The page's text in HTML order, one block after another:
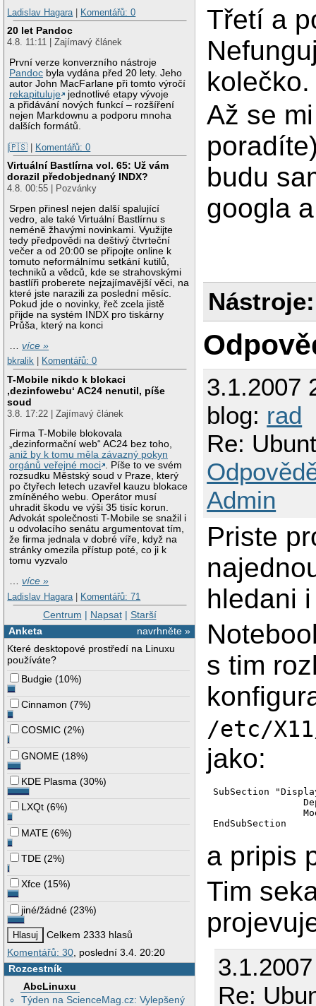
Ladislav Hagara | Komentářů: 0
20 let Pandoc
4.8. 11:11 | Zajímavý článek
První verze konverzního nástroje
Pandoc byla vydána před 20 lety. Jeho
autor John MacFarlane při tomto výročí
rekapituluje
jednotlivé etapy vývoje
a přidávání nových funkcí – rozšíření
nejen Markdownu a podporu mnoha
dalších formátů.
|🇵🇸 | Komentářů: 0
Virtuální Bastlírna vol. 65: Už vám
dorazil předobjednaný INDX?
4.8. 00:55 | Pozvánky
Srpen přinesl nejen další spalující
vedro, ale také Virtuální Bastlírnu s
neméně žhavými novinkami. Využijte
tedy předpovědi na deštivý čtvrteční
večer a od 20:00 se připojte online k
tomuto neformálnímu setkání kutilů,
techniků a vědců, kde se strahovskými
bastlíři proberete nejzajímavější věci, na
které jste narazili za poslední měsíc.
Pokud jde o novinky, řeč zcela jistě
přijde na systém INDX pro tiskárny
Průša, který na konci
…více »
bkralik
Komentářů: 0
T-Mobile nikdo k blokaci
‚dezinfowebu‘ AC24 nenutil, píše
soud
3.8. 17:22 | Zajímavý článek
Firma T-Mobile blokovala
„dezinformační web“ AC24 bez toho,
aniž by k tomu měla závazný pokyn
orgánů veřejné moci . Píše to ve svém
rozsudku Městský soud v Praze, který
po čtyřech letech uzavřel kauzu blokace
zmíněného webu. Operátor musí
uhradit škodu ve výši 35 tisíc korun.
Advokát společnosti T-Mobile se snažil i
u odvolacího senátu argumentovat tím,
že firma jednala v dobré víře, když na
stránky omezila přístup poté, co ji k
tomu vyzvalo
…více »
Ladislav Hagara | Komentářů: 71
Centrum | Napsat| Starší
navrhněte »
Anketa
Které desktopové prostředí na Linuxu
používáte?
Budgie (10%)
Cinnamon (7%)
COSMIC (2%)
GNOME (18%)
KDE Plasma (30%)
LXQt (6%)
MATE (6%)
TDE (2%)
Xfce (15%)
jiné/žádné (23%)
Celkem 2333 hlasů
Komentářů: 30, poslední 3.4. 20:20
Rozcestník
AbcLinuxu
Týden na ScienceMag.cz: Vylepšený
Třetí a
Až se
budu
googla
Nástroje:
3.1.2007
blog: rad
Re:
Admin
Priste
hledani
s tim
/etc/
jako:
SubSection
a pripis
Tim
Re: